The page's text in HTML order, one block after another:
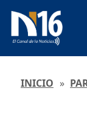
INICIO »